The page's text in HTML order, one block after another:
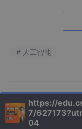
依赖版本与代码
上下文膨胀带来
进一步说，软件开发
系统”。软件设计才是
# 人工智能
https://
7/
04